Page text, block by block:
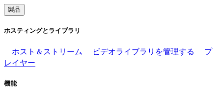
営業部へのお問い合わせ
製品
ホスティングとライブラリ
ホスト＆ストリーム ビデオライブラリを管理する
プ
レイヤー
機能